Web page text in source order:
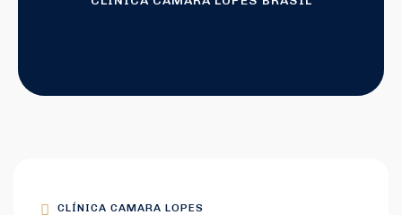
CLÍNICA CAMARA LOPES